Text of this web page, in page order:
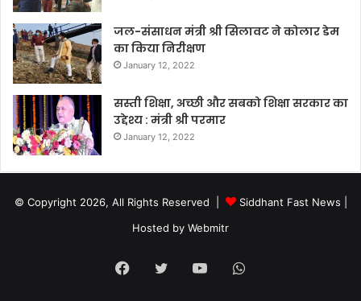
जल-संसाधन मंत्री श्री सिलावट ने कोलार डेम
का किया निरीक्षण
January 12, 2022
सस्ती शिक्षा, अच्छी और सबको शिक्षा सरकार का
उद्देश्य : मंत्री श्री परमार
January 12, 2022
© Copyright 2026, All Rights Reserved | Siddhant Fast News
Hosted by Webmitr
Facebook
Twitter YouTubeWhatsApp